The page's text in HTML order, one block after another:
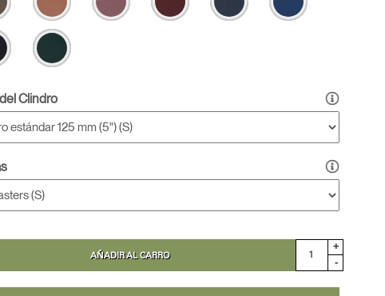
Clindro
AÑADIR AL CARRO
+
-